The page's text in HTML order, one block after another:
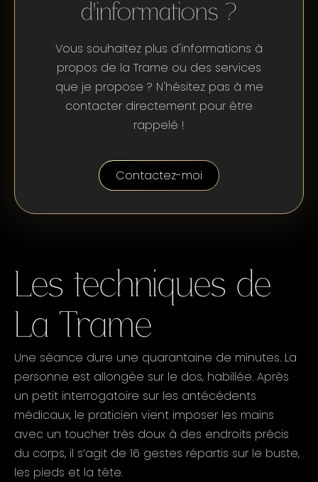
d'informations ?
Vous souhaitez plus d'informations à
propos de la Trame ou des services
que je propose ? N'hésitez pas à me
contacter directement pour être
rappelé !
Contactez-moi
Les techniques de
La Trame
Une séance dure une quarantaine de minutes. La
personne est allongée sur le dos, habillée. Après
un petit interrogatoire sur les antécédents
médicaux, le praticien vient imposer les mains
avec un toucher très doux à des endroits précis
du corps, il s’agit de 16 gestes répartis sur le buste,
les pieds et la tête.